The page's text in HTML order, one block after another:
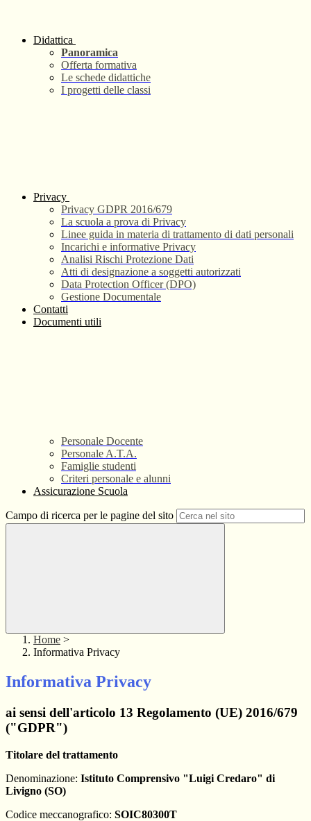
Didattica
Panoramica
Offerta formativa
Le schede didattiche
I progetti delle classi
Privacy
Privacy GDPR 2016/679
La scuola a prova di Privacy
Linee guida in materia di trattamento di dati personali
Incarichi e informative Privacy
Analisi Rischi Protezione Dati
Atti di designazione a soggetti autorizzati
Data Protection Officer (DPO)
Gestione Documentale
Contatti
Documenti utili
Personale Docente
Personale A.T.A.
Famiglie studenti
Criteri personale e alunni
Assicurazione Scuola
Campo di ricerca per le pagine del sito
Home >
Informativa Privacy
Informativa Privacy
ai sensi dell'articolo 13 Regolamento (UE) 2016/679
("GDPR")
Titolare del trattamento
Denominazione: Istituto Comprensivo "Luigi Credaro" di
Livigno (SO)
Codice meccanografico: SOIC80300T